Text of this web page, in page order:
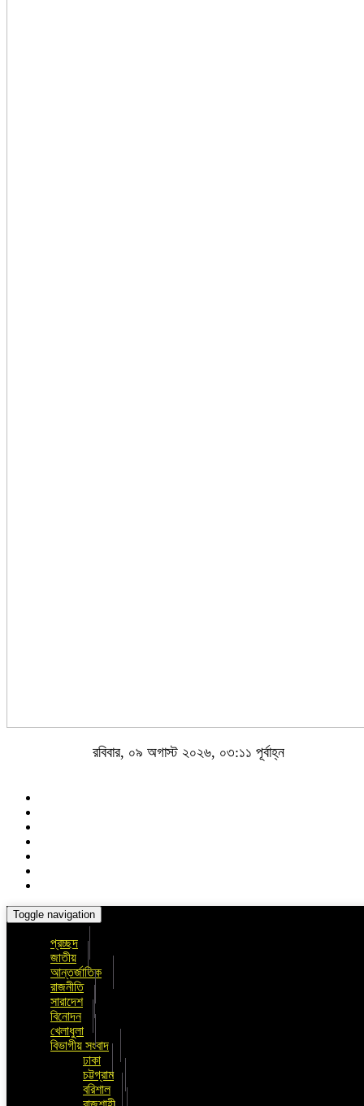
রবিবার, ০৯ অগাস্ট ২০২৬, ০৩:১১ পূর্বাহ্ন
Toggle navigation
প্রচ্ছদ
জাতীয়
আন্তর্জাতিক
রাজনীতি
সারাদেশ
বিনোদন
খেলাধুলা
বিভাগীয় সংবাদ
ঢাকা
চট্টগ্রাম
বরিশাল